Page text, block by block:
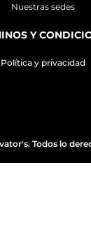
Nuestras sedes
Y
Política y privacidad
Todos lo